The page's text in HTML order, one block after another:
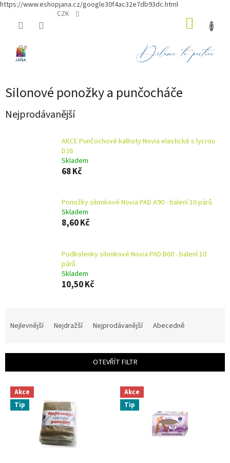
https://www.eshopjana.cz/google30f4ac32e7db93dc.html
CZK
Silonové ponožky a punčocháče
Nejprodávanější
AKCE Punčochové kalhoty Novia elastické s lycrou
D26
Skladem
68 Kč
Ponožky silonkové Novia PAD A90 - balení 10 párů
Skladem
8,60 Kč
Podkolenky silonkové Novia PAD B60 - balení 10
párů
Skladem
10,50 Kč
í
Nejlevnější Nejdražší Nejprodávanější Abecedně
OTEVŘÍT FILTR
p
Akce
Tip
Akce
Tip